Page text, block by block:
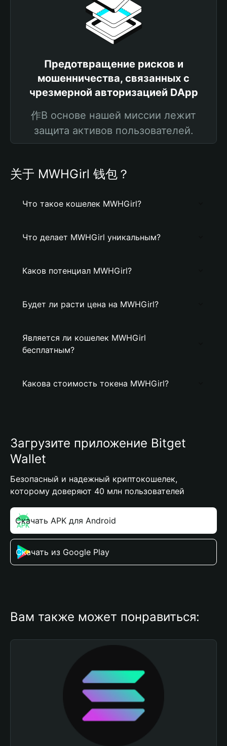
Предотвращение рисков и
мошенничества, связанных с
чрезмерной авторизацией DApp
作В основе нашей миссии лежит
защита активов пользователей.
关于 MWHGirl 钱包？
Что такое кошелек MWHGirl?
Что делает MWHGirl уникальным?
Каков потенциал MWHGirl?
Будет ли расти цена на MWHGirl?
Является ли кошелек MWHGirl
бесплатным?
Какова стоимость токена MWHGirl?
Загрузите приложение Bitget
Wallet
Безопасный и надежный криптокошелек,
которому доверяют 40 млн пользователей
Скачать APK для Android
Скачать из Google Play
Вам также может понравиться: